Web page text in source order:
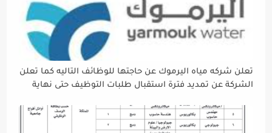
تعلن شركه مياه اليرموك عن حاجتها للوظائف التاليه كما تعلن
الشركة عن تمديد فترة استقبال طلبات التوظيف حتى نهاية
إتاحة الفرصة الكافية أمام الجميع لاستكمال إجراءات التقديم.